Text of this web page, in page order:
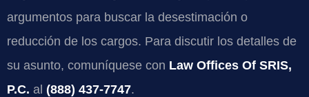
argumentos para buscar la desestimación o
reducción de los cargos. Para discutir los detalles de
su asunto, comuníquese con Law Offices Of SRIS,
P.C. al (888) 437-7747.